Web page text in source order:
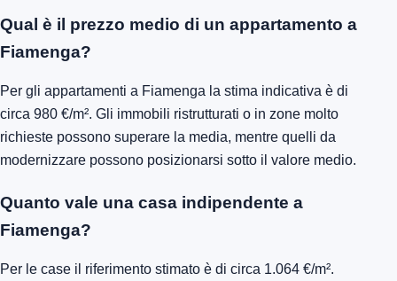
Qual è il prezzo medio di un appartamento a
Fiamenga?
Per gli appartamenti a Fiamenga la stima indicativa è di
circa 980 €/m². Gli immobili ristrutturati o in zone molto
richieste possono superare la media, mentre quelli da
modernizzare possono posizionarsi sotto il valore medio.
Quanto vale una casa indipendente a
Fiamenga?
Per le case il riferimento stimato è di circa 1.064 €/m².